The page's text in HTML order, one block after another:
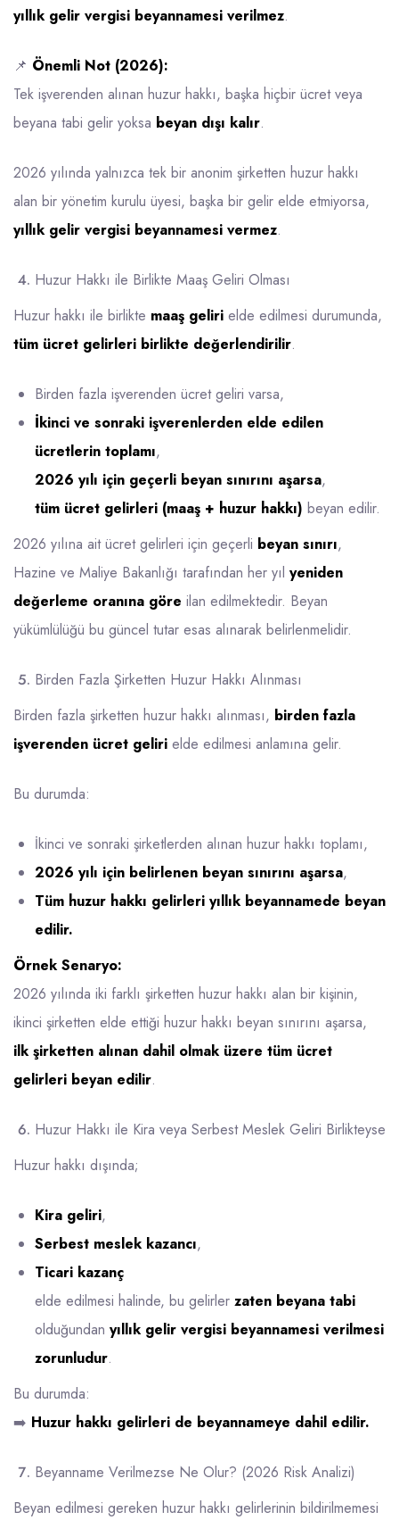
yıllık gelir vergisi beyannamesi verilmez.
📌 Önemli Not (2026):
Tek işverenden alınan huzur hakkı, başka hiçbir ücret veya
beyana tabi gelir yoksa beyan dışı kalır.
2026 yılında yalnızca tek bir anonim şirketten huzur hakkı
alan bir yönetim kurulu üyesi, başka bir gelir elde etmiyorsa,
yıllık gelir vergisi beyannamesi vermez.
Huzur Hakkı ile Birlikte Maaş Geliri Olması
Huzur hakkı ile birlikte maaş geliri elde edilmesi durumunda,
tüm ücret gelirleri birlikte değerlendirilir.
Birden fazla işverenden ücret geliri varsa,
İkinci ve sonraki işverenlerden elde edilen
ücretlerin toplamı,
2026 yılı için geçerli beyan sınırını aşarsa,
tüm ücret gelirleri (maaş + huzur hakkı) beyan edilir.
2026 yılına ait ücret gelirleri için geçerli beyan sınırı,
Hazine ve Maliye Bakanlığı tarafından her yıl yeniden
değerleme oranına göre ilan edilmektedir. Beyan
yükümlülüğü bu güncel tutar esas alınarak belirlenmelidir.
Birden Fazla Şirketten Huzur Hakkı Alınması
Birden fazla şirketten huzur hakkı alınması, birden fazla
işverenden ücret geliri elde edilmesi anlamına gelir.
Bu durumda:
İkinci ve sonraki şirketlerden alınan huzur hakkı toplamı,
2026 yılı için belirlenen beyan sınırını aşarsa,
Tüm huzur hakkı gelirleri yıllık beyannamede beyan
edilir.
Örnek Senaryo:
2026 yılında iki farklı şirketten huzur hakkı alan bir kişinin,
ikinci şirketten elde ettiği huzur hakkı beyan sınırını aşarsa,
ilk şirketten alınan dahil olmak üzere tüm ücret
gelirleri beyan edilir.
Huzur Hakkı ile Kira veya Serbest Meslek Geliri Birlikteyse
Huzur hakkı dışında;
Kira geliri,
Serbest meslek kazancı,
Ticari kazanç
elde edilmesi halinde, bu gelirler zaten beyana tabi
olduğundan yıllık gelir vergisi beyannamesi verilmesi
zorunludur.
Bu durumda:
➡️ Huzur hakkı gelirleri de beyannameye dahil edilir.
Beyanname Verilmezse Ne Olur? (2026 Risk Analizi)
Beyan edilmesi gereken huzur hakkı gelirlerinin bildirilmemesi